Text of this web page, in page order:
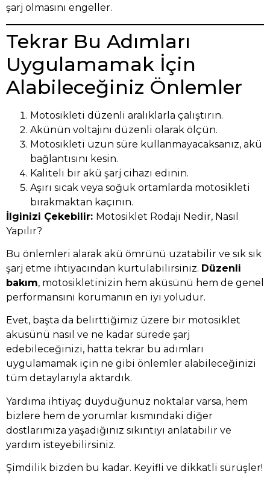
şarj olmasını engeller.
Tekrar Bu Adımları
Uygulamamak İçin
Alabileceğiniz Önlemler
Motosikleti düzenli aralıklarla çalıştırın.
Akünün voltajını düzenli olarak ölçün.
Motosikleti uzun süre kullanmayacaksanız, akü
bağlantısını kesin.
Kaliteli bir akü şarj cihazı edinin.
Aşırı sıcak veya soğuk ortamlarda motosikleti
bırakmaktan kaçının.
İlginizi Çekebilir: Motosiklet Rodajı Nedir, Nasıl
Yapılır?
Bu önlemleri alarak akü ömrünü uzatabilir ve sık sık
şarj etme ihtiyacından kurtulabilirsiniz. Düzenli
bakım, motosikletinizin hem aküsünü hem de genel
performansını korumanın en iyi yoludur.
Evet, başta da belirttiğimiz üzere bir motosiklet
aküsünü nasıl ve ne kadar sürede şarj
edebileceğinizi, hatta tekrar bu adımları
uygulamamak için ne gibi önlemler alabileceğinizi
tüm detaylarıyla aktardık.
Yardıma ihtiyaç duyduğunuz noktalar varsa, hem
bizlere hem de yorumlar kısmındaki diğer
dostlarımıza yaşadığınız sıkıntıyı anlatabilir ve
yardım isteyebilirsiniz.
Şimdilik bizden bu kadar. Keyifli ve dikkatli sürüşler!